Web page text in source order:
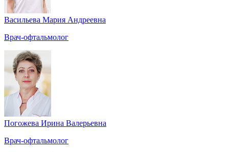
Васильева Мария Андреевна
Врач-офтальмолог
Погожева Ирина Валерьевна
Врач-офтальмолог